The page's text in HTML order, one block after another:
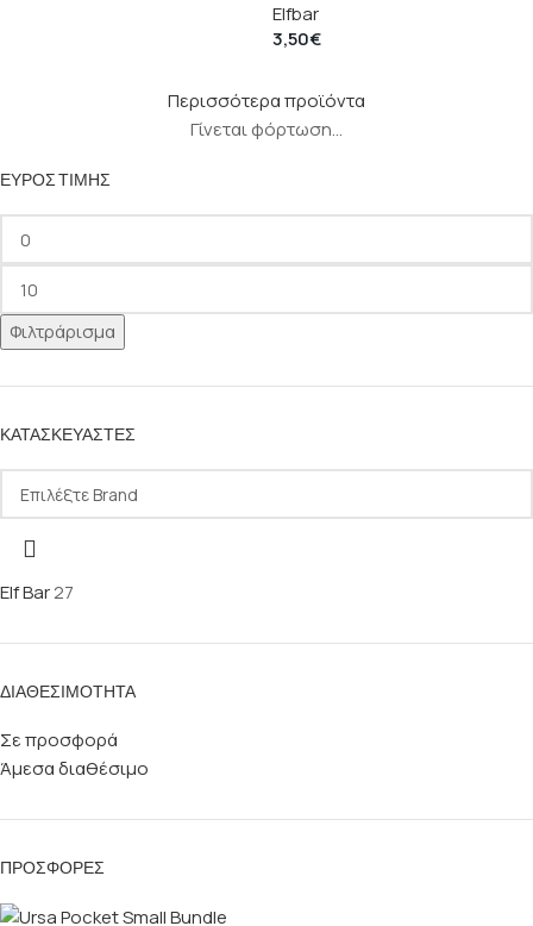
ΕΎΡΟΣ ΤΙΜΉΣ
Φιλτράρισμα
ΚΑΤΑΣΚΕΥΑΣΤΈΣ
Elf Bar27
ΔΙΑΘΕΣΙΜΌΤΗΤΑ
Σε προσφορά
Άμεσα διαθέσιμο
ΠΡΟΣΦΟΡΈΣ
Elfbar
3,50€
Περισσότερα προϊόντα
Γίνεται φόρτωση...